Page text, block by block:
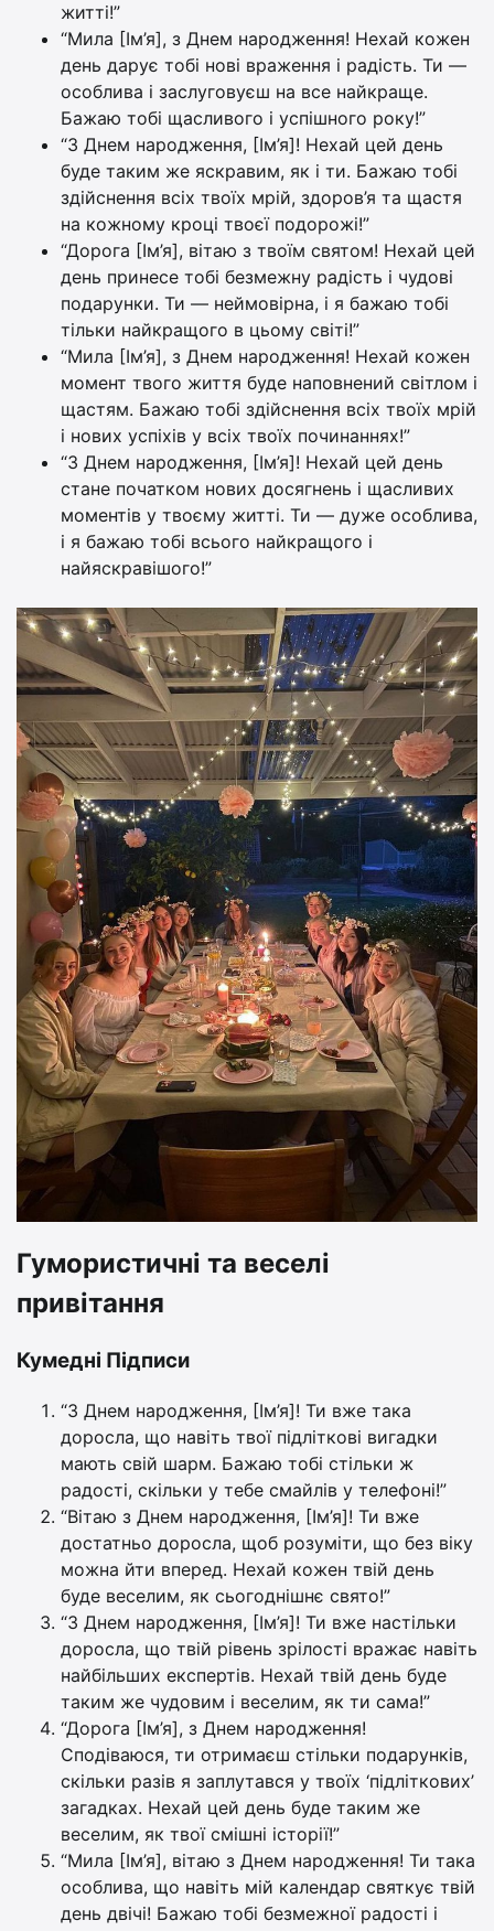
житті!”
“Мила [Ім’я], з Днем народження! Нехай кожен
день дарує тобі нові враження і радість. Ти —
особлива і заслуговуєш на все найкраще.
Бажаю тобі щасливого і успішного року!”
“З Днем народження, [Ім’я]! Нехай цей день
буде таким же яскравим, як і ти. Бажаю тобі
здійснення всіх твоїх мрій, здоров’я та щастя
на кожному кроці твоєї подорожі!”
“Дорога [Ім’я], вітаю з твоїм святом! Нехай цей
день принесе тобі безмежну радість і чудові
подарунки. Ти — неймовірна, і я бажаю тобі
тільки найкращого в цьому світі!”
“Мила [Ім’я], з Днем народження! Нехай кожен
момент твого життя буде наповнений світлом і
щастям. Бажаю тобі здійснення всіх твоїх мрій
і нових успіхів у всіх твоїх починаннях!”
“З Днем народження, [Ім’я]! Нехай цей день
стане початком нових досягнень і щасливих
моментів у твоєму житті. Ти — дуже особлива,
і я бажаю тобі всього найкращого і
найяскравішого!”
Гумористичні та веселі
привітання
Кумедні Підписи
“З Днем народження, [Ім’я]! Ти вже така
доросла, що навіть твої підліткові вигадки
мають свій шарм. Бажаю тобі стільки ж
радості, скільки у тебе смайлів у телефоні!”
“Вітаю з Днем народження, [Ім’я]! Ти вже
достатньо доросла, щоб розуміти, що без віку
можна йти вперед. Нехай кожен твій день
буде веселим, як сьогоднішнє свято!”
“З Днем народження, [Ім’я]! Ти вже настільки
доросла, що твій рівень зрілості вражає навіть
найбільших експертів. Нехай твій день буде
таким же чудовим і веселим, як ти сама!”
“Дорога [Ім’я], з Днем народження!
Сподіваюся, ти отримаєш стільки подарунків,
скільки разів я заплутався у твоїх ‘підліткових’
загадках. Нехай цей день буде таким же
веселим, як твої смішні історії!”
“Мила [Ім’я], вітаю з Днем народження! Ти така
особлива, що навіть мій календар святкує твій
день двічі! Бажаю тобі безмежної радості і